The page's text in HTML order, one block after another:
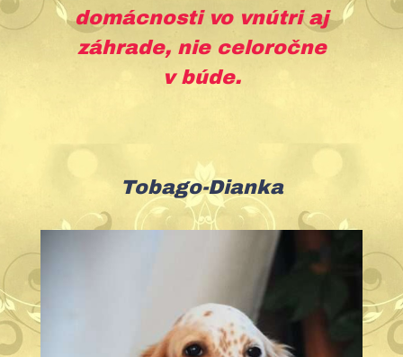
domácnosti vo vnútri aj
záhrade, nie celoročne
v búde.
Tobago-Dianka